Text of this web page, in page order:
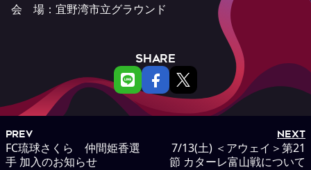
会 場：宜野湾市立グラウンド
SHARE
PREV
FC琉球さくら 仲間姫香選
手 加入のお知らせ
NEXT
7/13(土) ＜アウェイ＞第21
節 カターレ富山戦について